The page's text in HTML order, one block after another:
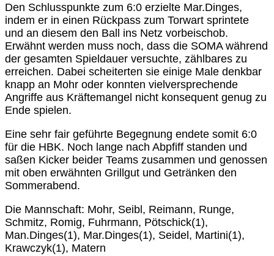
Den Schlusspunkte zum 6:0 erzielte Mar.Dinges,
indem er in einen Rückpass zum Torwart sprintete
und an diesem den Ball ins Netz vorbeischob.
Erwähnt werden muss noch, dass die SOMA während
der gesamten Spieldauer versuchte, zählbares zu
erreichen. Dabei scheiterten sie einige Male denkbar
knapp an Mohr oder konnten vielversprechende
Angriffe aus Kräftemangel nicht konsequent genug zu
Ende spielen.
Eine sehr fair geführte Begegnung endete somit 6:0
für die HBK. Noch lange nach Abpfiff standen und
saßen Kicker beider Teams zusammen und genossen
mit oben erwähnten Grillgut und Getränken den
Sommerabend.
Die Mannschaft: Mohr, Seibl, Reimann, Runge,
Schmitz, Romig, Fuhrmann, Pötschick(1),
Man.Dinges(1), Mar.Dinges(1), Seidel, Martini(1),
Krawczyk(1), Matern